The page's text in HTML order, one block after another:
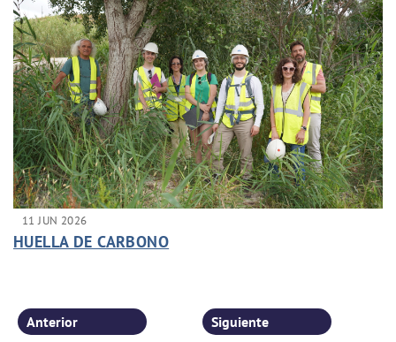
11 JUN 2026
HUELLA DE CARBONO
Anterior Siguiente